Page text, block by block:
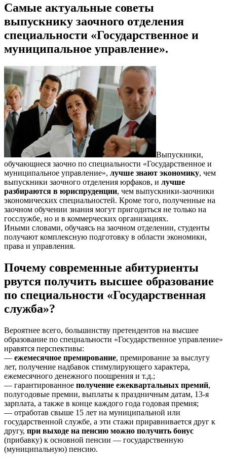
Самые актуальные советы
выпускнику заочного отделения
специальности «Государственное и
муниципальное управление».
Выпускники,
обучающиеся заочно по специальности «Государственное и
муниципальное управление», лучше знают экономику, чем
выпускники заочного отделения юрфаков, и лучше
разбираются в юриспруденции, чем выпускники-заочники
экономических специальностей. Кроме того, полученные на
заочном обучении знания могут пригодиться не только на
госслужбе, но и в коммерческих организациях.
Иными словами, обучаясь на заочном отделении, студенты
получают комплексную подготовку в области экономики,
права и управления.
Почему современные абитуриенты
рвутся получить высшее образование
по специальности «Государственная
служба»?
Вероятнее всего, большинству претендентов на высшее
образование по специальности «Государственное управление»
нравятся перспективы:
— ежемесячное премирование, премирование за выслугу
лет, получение надбавок стимулирующего характера,
ежемесячного денежного поощрения и т.д.;
— гарантированное получение ежеквартальных премий,
полугодовые премии, выплаты к праздничным датам, 13-я
зарплата, а также в конце каждого года годовая премия;
— отработав свыше 15 лет на муниципальной или
государственной службе, а эти стажи приравнивается друг к
другу, при выходе на пенсию можно получить бонус
(прибавку) к основной пенсии — государственную
(муниципальную) пенсию.